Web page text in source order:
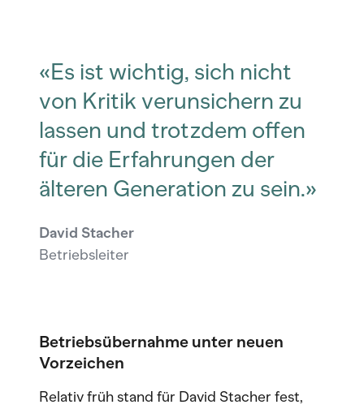
«Es ist wichtig, sich nicht
von Kritik verunsichern zu
lassen und trotzdem offen
für die Erfahrungen der
älteren Generation zu sein.»
David Stacher
Betriebsleiter
Betriebsübernahme unter neuen
Vorzeichen
Relativ früh stand für David Stacher fest,